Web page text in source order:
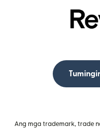
Ang mga trademark, trade